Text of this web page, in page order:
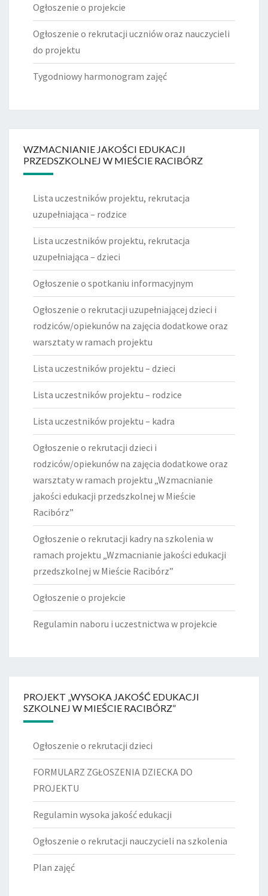
Ogłoszenie o projekcie
Ogłoszenie o rekrutacji uczniów oraz nauczycieli
do projektu
Tygodniowy harmonogram zajęć
WZMACNIANIE JAKOŚCI EDUKACJI
PRZEDSZKOLNEJ W MIEŚCIE RACIBÓRZ
Lista uczestników projektu, rekrutacja
uzupełniająca – rodzice
Lista uczestników projektu, rekrutacja
uzupełniająca – dzieci
Ogłoszenie o spotkaniu informacyjnym
Ogłoszenie o rekrutacji uzupełniającej dzieci i
rodziców/opiekunów na zajęcia dodatkowe oraz
warsztaty w ramach projektu
Lista uczestników projektu – dzieci
Lista uczestników projektu – rodzice
Lista uczestników projektu – kadra
Ogłoszenie o rekrutacji dzieci i
rodziców/opiekunów na zajęcia dodatkowe oraz
warsztaty w ramach projektu „Wzmacnianie
jakości edukacji przedszkolnej w Mieście
Racibórz”
Ogłoszenie o rekrutacji kadry na szkolenia w
ramach projektu „Wzmacnianie jakości edukacji
przedszkolnej w Mieście Racibórz”
Ogłoszenie o projekcie
Regulamin naboru i uczestnictwa w projekcie
PROJEKT „WYSOKA JAKOŚĆ EDUKACJI
SZKOLNEJ W MIEŚCIE RACIBÓRZ”
Ogłoszenie o rekrutacji dzieci
FORMULARZ ZGŁOSZENIA DZIECKA DO
PROJEKTU
Regulamin wysoka jakość edukacji
Ogłoszenie o rekrutacji nauczycieli na szkolenia
Plan zajęć